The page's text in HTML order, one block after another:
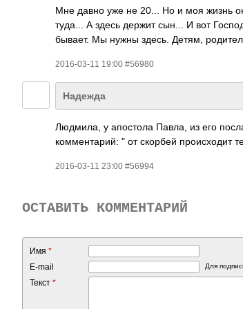
Мне давно уже не 20... Но и моя жизнь
туда... А здесь держит сын... И вот
бывает. Мы нужны здесь. Детям,
2016-03-11 19:00 #56980
Надежда
Людмила, у апостола Павла, из его
комментарий: " от скорбей происходит
2016-03-11 23:00 #56994
ОСТАВИТЬ КОММЕНТАРИЙ
Имя *
E-mail
Для
Текст *